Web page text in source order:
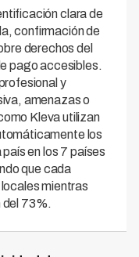
clara de
confirmación de
derechos del
pago accesibles.
y
amenazas o
Kleva utilizan
los
en los 7 países
que cada
mientras
del 73%.